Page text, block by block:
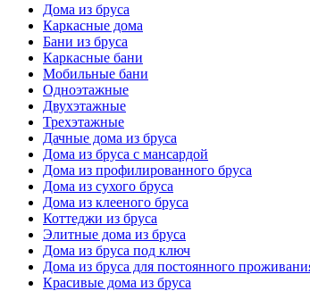
Дома из бруса
Каркасные дома
Бани из бруса
Каркасные бани
Мобильные бани
Одноэтажные
Двухэтажные
Трехэтажные
Дачные дома из бруса
Дома из бруса с мансардой
Дома из профилированного бруса
Дома из сухого бруса
Дома из клееного бруса
Коттеджи из бруса
Элитные дома из бруса
Дома из бруса под ключ
Дома из бруса для постоянного
Красивые дома из бруса